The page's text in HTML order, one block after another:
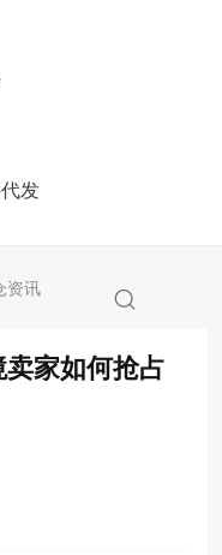
发
资讯
家如何抢占